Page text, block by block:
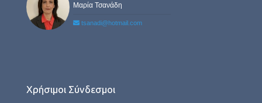
Μαρία Τσανάδη
tsanadi@hotmail.com
Χρήσιμοι Σύνδεσμοι